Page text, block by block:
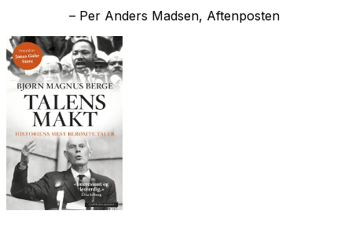
– Per Anders Madsen, Aftenposten